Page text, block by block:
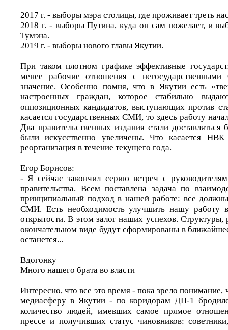
2017 г. - выборы мэра столицы, где проживает треть
2018 г. - выборы Путина, куда он сам пожелает, и
Тумэна.
2019 г. - выборы нового главы Якутии.
При таком плотном графике эффективные
менее рабочие отношения с
значение. Особенно помня, что в Якутии есть
настроенных граждан, которое стабильно
оппозиционных кандидатов, выступающих против
касается государственных СМИ, то здесь работу
Два правительственных издания стали
были искусственно увеличены. Что касается
реорганизация в течение текущего года.
Егор Борисов:
- Я сейчас закончил серию встреч с
правительства. Всем поставлена задача по
принципиальный подход в нашей работе: все должны
СМИ. Есть необходимость улучшить нашу работу
открытости. В этом залог наших успехов.
окончательном виде будут сформированы в
останется...
Вдогонку
Много нашего брата во власти
Интересно, что все это время - пока зрело понимание,
медиасферу в Якутии - по коридорам ДП-1
количество людей, имевших самое прямое
прессе и получивших статус чиновников: